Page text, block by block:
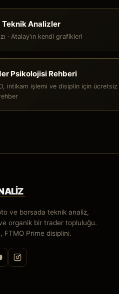
Teknik Analizler
· Atalay'ın kendi grafikleri
Psikolojisi Rehberi
intikam işlemi ve disiplin için ücretsiz
ve borsada teknik analiz,
organik bir trader topluluğu.
FTMO Prime disiplini.